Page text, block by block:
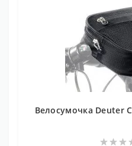
Велосумочка Deuter